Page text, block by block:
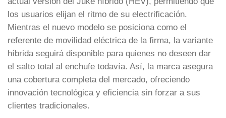
los usuarios elijan el ritmo de su electrificación.
Mientras el nuevo modelo se posiciona como el
referente de movilidad eléctrica de la firma, la variante
híbrida seguirá disponible para quienes no deseen dar
el salto total al enchufe todavía. Así, la marca asegura
una cobertura completa del mercado, ofreciendo
innovación tecnológica y eficiencia sin forzar a sus
clientes tradicionales.